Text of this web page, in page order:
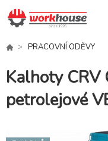
PRACOVNÍ ODĚVY
Kalhoty CRV
petrolejové